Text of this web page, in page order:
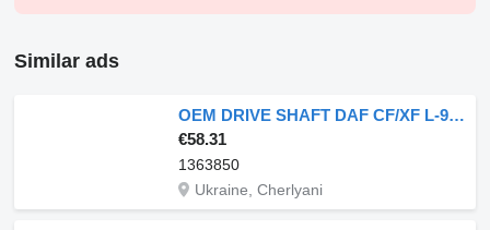
Similar ads
OEM DRIVE SHAFT DAF CF/XF L-911MM LEFT. 1363850 half-axle for DAF XF, CF, Rogue truck tractor
€58.31
1363850
Ukraine, Cherlyani